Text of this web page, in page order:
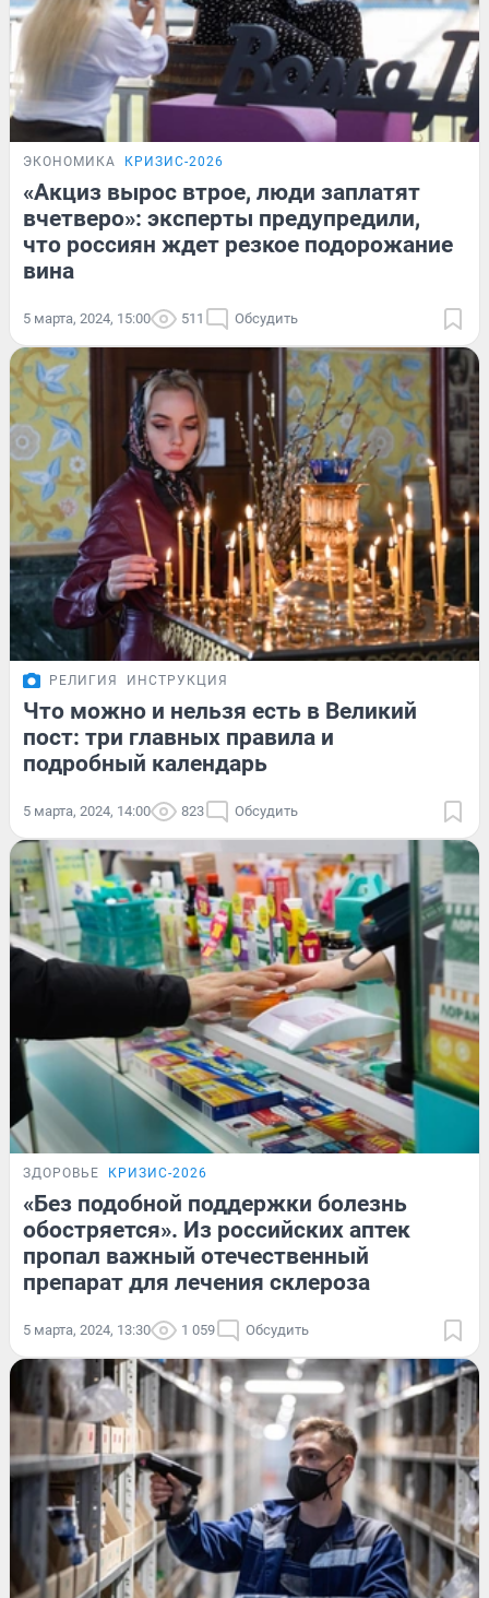
ЭКОНОМИКА КРИЗИС-2026
«Акциз вырос втрое, люди заплатят
вчетверо»: эксперты предупредили,
что россиян ждет резкое подорожание
вина
5 марта, 2024, 15:00 511 Обсудить
РЕЛИГИЯ ИНСТРУКЦИЯ
Что можно и нельзя есть в Великий
пост: три главных правила и
подробный календарь
5 марта, 2024, 14:00 823 Обсудить
ЗДОРОВЬЕ КРИЗИС-2026
«Без подобной поддержки болезнь
обостряется». Из российских аптек
пропал важный отечественный
препарат для лечения склероза
5 марта, 2024, 13:30 1 059 Обсудить